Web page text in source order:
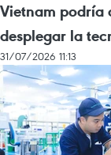
Vietnam podría
desplegar la
31/07/2026 11:13